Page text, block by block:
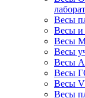
Весы
Весы и
Весы
Весы
Весы
Весы
Весы
Весы